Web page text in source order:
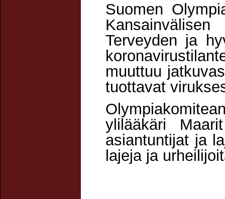
Suomen
Terveyden ja
muuttuu
tuottavat
ylilääkäri
asiantuntijat ja
lajeja ja